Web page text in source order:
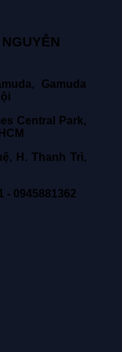
Gamuda
Central Park,
H. Thanh Trì,
- 0945881362